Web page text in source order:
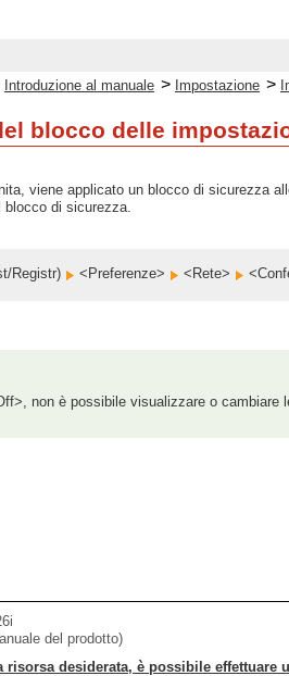
Introduzione al manuale > Impostazione >
blocco delle
viene applicato un blocco di sicurezza
di sicurezza.
Registr) <Preferenze> <Rete>
non è possibile visualizzare o
del prodotto)
risorsa desiderata, è possibile effettuare